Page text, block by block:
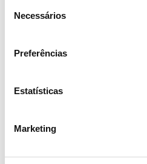
Necessários
Preferências
Estatísticas
Marketing
um
Iniciativas chave